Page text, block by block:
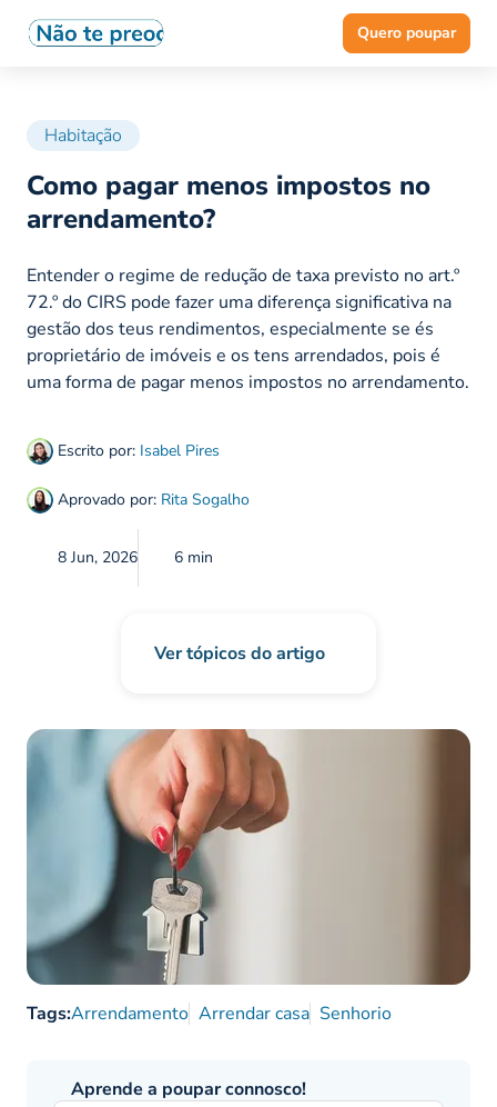
Quero poupar
Habitação
Como pagar menos impostos no
arrendamento?
Escrito por: Isabel Pires
Aprovado por: Rita Sogalho
8 Jun, 2026 6 min
Entender o regime de redução de taxa previsto no art.º
72.º do CIRS pode fazer uma diferença significativa na
gestão dos teus rendimentos, especialmente se és
proprietário de imóveis e os tens arrendados, pois é
uma forma de pagar menos impostos no arrendamento.
Ver tópicos do artigo
Tags:Arrendamento Arrendar casa Senhorio
Aprende a poupar connosco!